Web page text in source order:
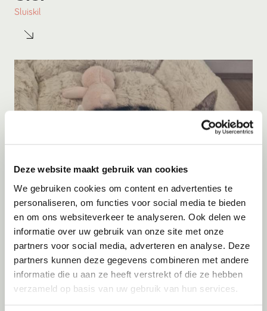
Deze website maakt gebruik van cookies
We gebruiken cookies om content en advertenties te
personaliseren, om functies voor social media te bieden
en om ons websiteverkeer te analyseren. Ook delen we
informatie over uw gebruik van onze site met onze
partners voor social media, adverteren en analyse. Deze
partners kunnen deze gegevens combineren met andere
informatie die u aan ze heeft verstrekt of die ze hebben
verzameld op basis van uw gebruik van hun services.
Sluiskil
Adoptie 08-08-2026
Malak
Utrecht